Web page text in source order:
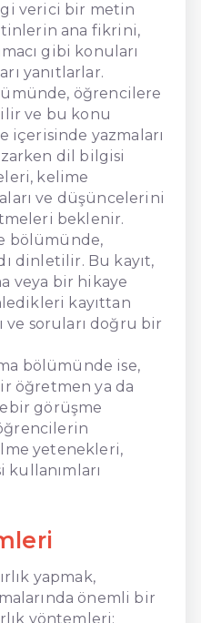
verici bir metin
ana fikrini,
gibi konuları
yanıtlarlar.
öğrencilere
ve bu konu
içerisinde yazmaları
dil bilgisi
kelime
ve düşüncelerini
beklenir.
bölümünde,
dinletilir. Bu kayıt,
veya bir hikaye
kayıttan
soruları doğru bir
bölümünde ise,
öğretmen ya da
görüşme
yetenekleri,
yapmak,
önemli bir
yöntemleri: